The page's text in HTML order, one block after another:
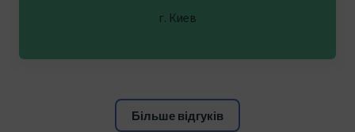
г. Киев
Більше відгуків